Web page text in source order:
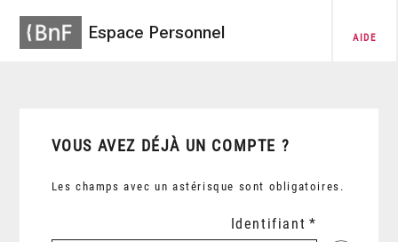
Espace Personnel AIDE
VOUS AVEZ DÉJÀ UN COMPTE ?
Les champs avec un astérisque sont obligatoires.
Identifiant